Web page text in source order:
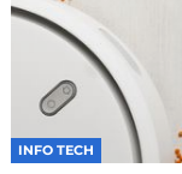
INFO TECH